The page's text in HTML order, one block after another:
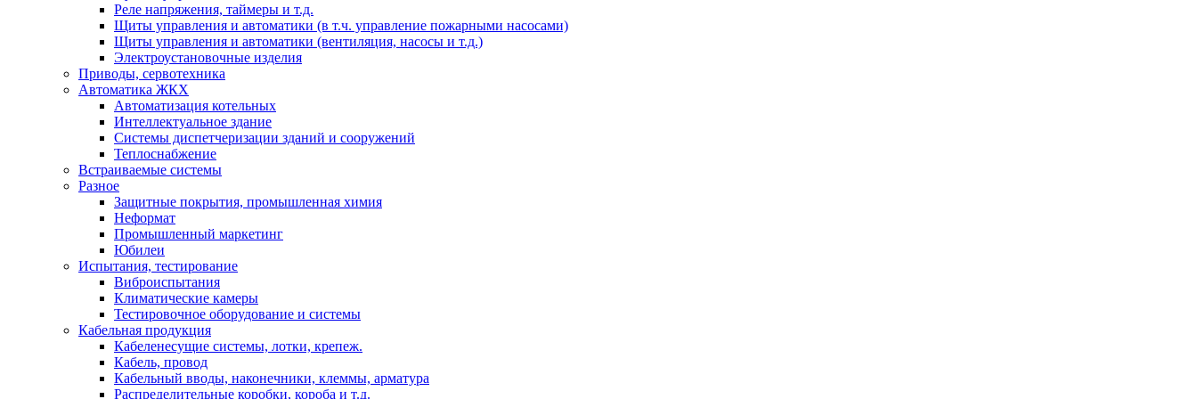
Реле напряжения, таймеры и т.д.
Щиты управления и автоматики (в т.ч. управление пожарными насосами)
Щиты управления и автоматики (вентиляция, насосы и т.д.)
Электроустановочные изделия
Приводы, сервотехника
Автоматика ЖКХ
Автоматизация котельных
Интеллектуальное здание
Системы диспетчеризации зданий и сооружений
Теплоснабжение
Встраиваемые системы
Разное
Защитные покрытия, промышленная химия
Неформат
Промышленный маркетинг
Юбилеи
Испытания, тестирование
Виброиспытания
Климатические камеры
Тестировочное оборудование и системы
Кабельная продукция
Кабеленесущие системы, лотки, крепеж.
Кабель, провод
Кабельный вводы, наконечники, клеммы, арматура
Распределительные коробки, короба и т.д.